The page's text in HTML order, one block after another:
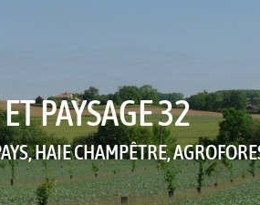
PAYSAGE 32
HAIE CHAMPÊTRE,